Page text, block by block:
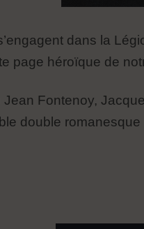
dans la
page héroïque de
Jean Fontenoy,
double